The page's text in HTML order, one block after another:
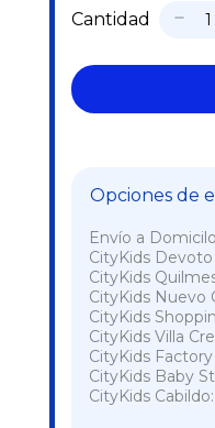
Cantidad
Opciones de
Envío a
CityKids
CityKids
CityKids Nuevo
CityKids
CityKids Villa
CityKids
CityKids Baby
CityKids Cabildo: